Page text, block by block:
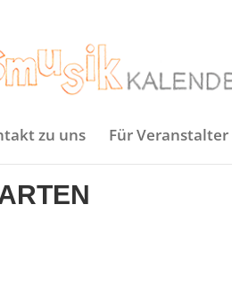
zu uns Für Veranstalter